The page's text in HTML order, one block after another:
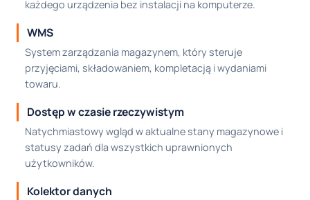
każdego urządzenia bez instalacji na komputerze.
WMS
System zarządzania magazynem, który steruje
przyjęciami, składowaniem, kompletacją i wydaniami
towaru.
Dostęp w czasie rzeczywistym
Natychmiastowy wgląd w aktualne stany magazynowe i
statusy zadań dla wszystkich uprawnionych
użytkowników.
Kolektor danych